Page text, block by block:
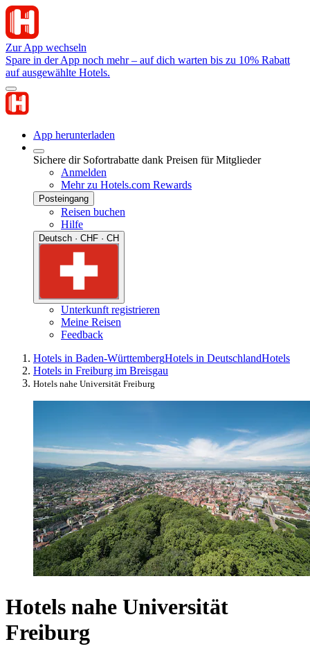
Zur App wechseln
Spare in der App noch mehr – auf dich warten bis zu 10% Rabatt
auf ausgewählte Hotels.
App herunterladen
Sichere dir Sofortrabatte dank Preisen für Mitglieder
Anmelden
Mehr zu Hotels.com Rewards
Posteingang
Reisen buchen
Hilfe
Deutsch · CHF · CH
Unterkunft registrieren
Meine Reisen
Feedback
Hotels in Baden-WürttembergHotels in DeutschlandHotels
Hotels in Freiburg im Breisgau
Hotels nahe Universität Freiburg
Hotels nahe Universität
Freiburg